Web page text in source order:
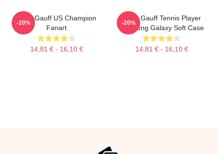
Coco Gauff US Champion
Fanart
14,81 € - 16,10 €
-20%
Coco Gauff Tennis Player
Samsung Galaxy Soft Case
14,81 € - 16,10 €
-20%